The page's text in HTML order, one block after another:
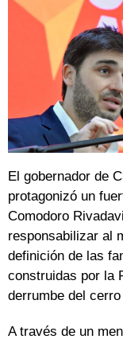
El gobernador de
protagonizó un
Comodoro
responsabilizar al
definición de las
construidas por la
derrumbe del
A través de un